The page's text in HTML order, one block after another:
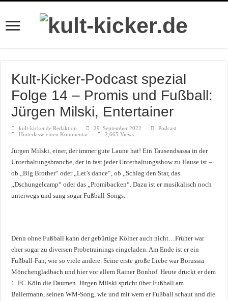
Kult-Kicker-Podcast spezial
Folge 14 – Promis und Fußball:
Jürgen Milski, Entertainer
kult-kicker.de Redaktion 29. September 2022
Podcast
Hinterlasse einen Kommentar
2,665 Views
Jürgen Milski, einer, der immer gute Laune hat! Ein Tausendsassa in der
Unterhaltungsbranche, der in fast jeder Unterhaltungsshow zu Hause ist –
ob „Big Brother“ oder „Let’s dance“, ob „Schlag den Star, das
„Dschungelcamp“ oder das „Promibacken“. Dazu ist er musikalisch noch
unterwegs und sang sogar Fußball-Songs.
Denn ohne Fußball kann der gebürtige Kölner auch nicht…Früher war
eher sogar zu diversen Probetrainings eingeladen. Am Ende ist er ein
Fußball-Fan, wie so viele andere. Seine erste große Liebe war Borussia
Mönchengladbach und hier vor allem Rainer Bonhof. Heute drückt er dem
1. FC Köln die Daumen. Jürgen Milski spricht über Fußball am
Ballermann, seinen WM-Song, wie und mit wem er Fußball schaut und die